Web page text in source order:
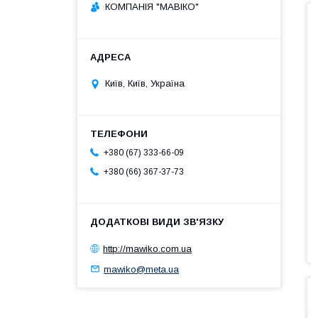
КОМПАНІЯ "МАВІКО"
Київ, Київ, Україна
+380 (67) 333-66-09
+380 (66) 367-37-73
http://mawiko.com.ua
mawiko@meta.ua